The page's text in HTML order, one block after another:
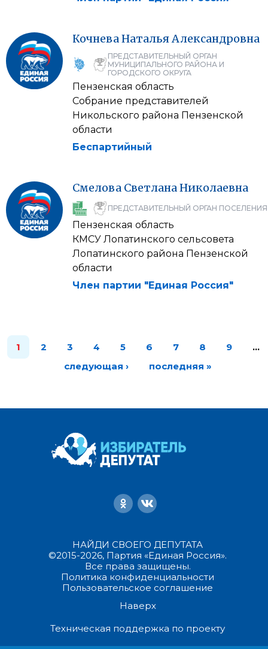
КочневаНатальяАлександровна
ПРЕДСТАВИТЕЛЬНЫЙ ОРГАН
МУНИЦИПАЛЬНОГО РАЙОНА И
ГОРОДСКОГО ОКРУГА
Пензенская область
Собрание представителей
Никольского района Пензенской
области
Беспартийный
Смелова СветланаНиколаевна
ПРЕДСТАВИТЕЛЬНЫЙ ОРГАН ПОСЕЛЕНИЯ
Пензенская область
КМСУ Лопатинского сельсовета
Лопатинского района Пензенской
области
Член партии "Единая Россия"
1 2 3 4 5 6 7 8 9
…
следующая ›
последняя »
НАЙДИ СВОЕГО ДЕПУТАТА
©2015-2026, Партия «Единая Россия».
Все права защищены.
Политика конфиденциальности
Пользовательское соглашение
Наверх
Техническая поддержка по проекту